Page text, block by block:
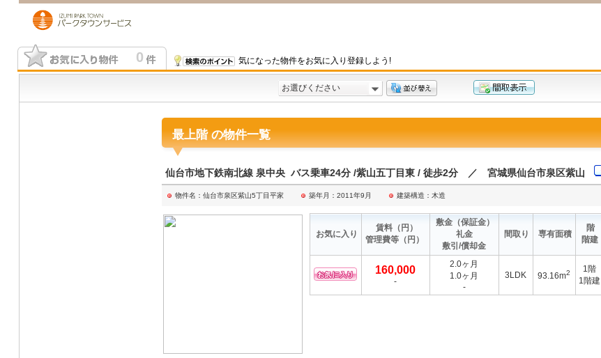
0 気になった物件をお気に入り登録しよう!
お選びください
最上階 の物件一覧
仙台市地下鉄南北線 泉中央 バス乗車24分 /紫山五丁目東 / 徒歩2分 ／ 宮城県仙台市泉区紫山
物件名：仙台市泉区紫山5丁目平家 築年月：2011年9月 建築構造：木造
お気に入り
賃料（円）
管理費等（円）
敷金 （保証金）
礼金
敷引/償却金
間取り 専有面積
階
階建
160,000
-
2.0ヶ月
1.0ヶ月
-
3LDK 93.16m2
1階
1階建